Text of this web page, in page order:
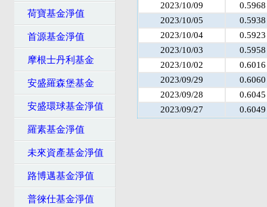
荷寶基金淨值
首源基金淨值
摩根士丹利基金
安盛羅森堡基金
安盛環球基金淨值
羅素基金淨值
未來資產基金淨值
路博邁基金淨值
普徠仕基金淨值
2023/10/09
0.5968
2023/10/05
0.5938
2023/10/04
0.5923
2023/10/03
0.5958
2023/10/02
0.6016
2023/09/29
0.6060
2023/09/28
0.6045
2023/09/27
0.6049